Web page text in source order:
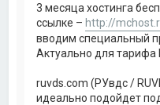
3 месяца хостинга
ссылке – http://
вводим специальный
Актуально для
ruvds.com (РУвдс /
идеально подойдет